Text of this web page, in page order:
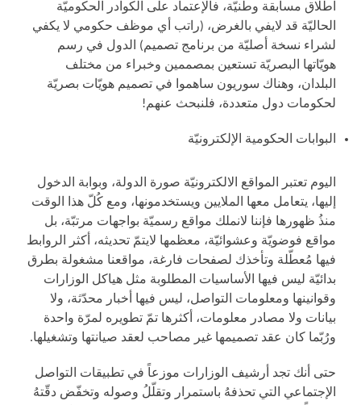
اطلاق مسابقة وطنيّة، فالإعتماد على الكوادر الحكوميّة
الحاليّة قد لايفي بالغرض، (راتب أي موظف حكومي لا يكفي
لشراء نسخة أصليّة من برنامج تصميم) الدول في رسم
هويّاتها البصريّة تستعين بمصممين وخبراء من مختلف
البلدان، وهناك سوريون ساهموا في تصميم هويّات بصريّة
لحكومات دول متعددة، فلنبحث عنهم!
البوابات الحكومية الإلكترونيّة
اليوم تعتبر المواقع الالكترونيّة صورة الدولة، وبوابة الدخول
إليها، يتعامل معها الملايين ويستخدمونها، ومع كُلّ هذا الوقت
منذُ ظهورها فإننا لانملك مواقع رسميّة بواجهات مرتبّة، بل
مواقع فوضويّة وعشوائيّة، معظمها لايتمّ تحديثه، أكثر الروابط
فيها مُعطّلة وتأخذك لصفحات فارغة، مواقعنا مشغولة بطرق
بدائيّة ليس فيها الأساسيات المطلوبة مثل هياكل الوزارات
وقوانينها ومعلومات التواصل، ليس فيها أخبار محدّثة، ولا
بيانات ولا مصادر معلومات، أكثرها تمّ تطويره لمرّة واحدة
ورُبّما كان عقد تصميمها غير مصاحب لعقد صيانتها وتشغيلها.
حتى أنك تجد أرشيف الوزارات موزعاً في تطبيقات التواصل
الإجتماعي التي تحذفهُ باستمرار وتقلّلُ وصوله وتخفّض دقّتهُ